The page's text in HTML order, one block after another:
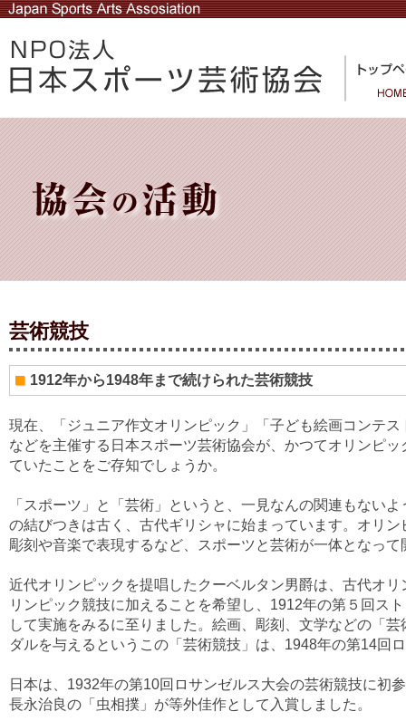
芸術競技
1912年から1948年まで続けられた芸術競技
現在、「ジュニア作文オリンピック」「子ども絵画コンテ
などを主催する日本スポーツ芸術協会が、かつてオリンピ
ていたことをご存知でしょうか。
「スポーツ」と「芸術」というと、一見なんの関連もない
の結びつきは古く、古代ギリシャに始まっています。オリ
彫刻や音楽で表現するなど、スポーツと芸術が一体となって
近代オリンピックを提唱したクーベルタン男爵は、古代オ
リンピック競技に加えることを希望し、1912年の第５回ス
して実施をみるに至りました。絵画、彫刻、文学などの「
ダルを与えるというこの「芸術競技」は、1948年の第14回
日本は、1932年の第10回ロサンゼルス大会の芸術競技に初
長永治良の「虫相撲」が等外佳作として入賞しました。